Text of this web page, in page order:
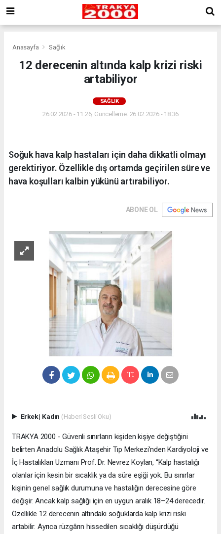
Anasayfa Sağlık
12 derecenin altında kalp krizi riski
artabiliyor
SAĞLIK
26.02.2026 - 11:26, Güncelleme: 26.02.2026 - 18:36
Soğuk hava kalp hastaları için daha dikkatli olmayı
gerektiriyor. Özellikle dış ortamda geçirilen süre ve
hava koşulları kalbin yükünü artırabiliyor.
ABONE OL
Erkek| Kadın (Haberi Sesli Oku)
TRAKYA 2000 - Güvenli sınırların kişiden kişiye değiştiğini
belirten Anadolu Sağlık Ataşehir Tıp Merkezi’nden Kardiyoloji ve
İç Hastalıkları Uzmanı Prof. Dr. Nevrez Koylan, “Kalp hastalığı
olanlar için kesin bir sıcaklık ya da süre eşiği yok. Bu sınırlar
kişinin genel sağlık durumuna ve hastalığın derecesine göre
değişir. Ancak kalp sağlığı için en uygun aralık 18–24 derecedir.
Özellikle 12 derecenin altındaki soğuklarda kalp krizi riski
artabilir. Ayrıca rüzgârın hissedilen sıcaklığı düşürdüğü